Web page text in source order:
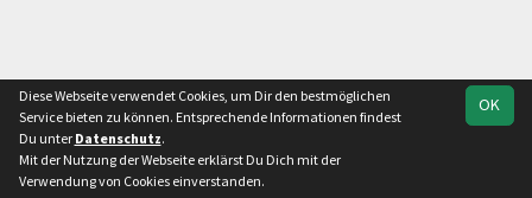
OK
Diese Webseite verwendet Cookies, um Dir den bestmöglichen
Service bieten zu können. Entsprechende Informationen findest
Du unter Datenschutz.
Mit der Nutzung der Webseite erklärst Du Dich mit der
Verwendung von Cookies einverstanden.